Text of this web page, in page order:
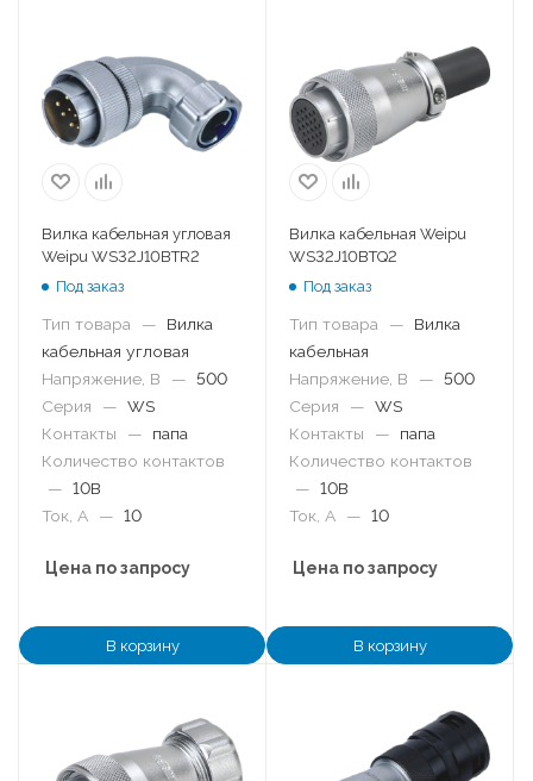
Вилка кабельная угловая
Weipu WS32J10BTR2
Под заказ
Тип товара —
Вилка
кабельная угловая
Напряжение, В
— 500
Серия
— WS
Контакты
—
папа
Количество контактов
— 10B
Ток, А
— 10
Цена по запросу
В корзину
Вилка кабельная Weipu
WS32J10BTQ2
Под заказ
Тип товара —
Вилка
кабельная
Напряжение, В
— 500
Серия
— WS
Контакты
—
папа
Количество контактов
— 10B
Ток, А
— 10
Цена по запросу
В корзину